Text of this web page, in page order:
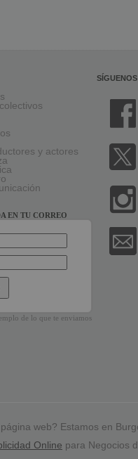
y actores
EN TU CORREO
de lo que te enviamos
SÍGUENOS
web? Estamos en
Online para Negocios